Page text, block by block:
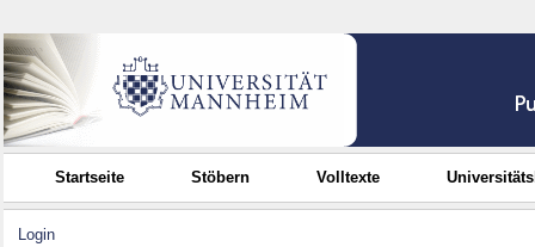
Startseite Stöbern Volltexte
Login